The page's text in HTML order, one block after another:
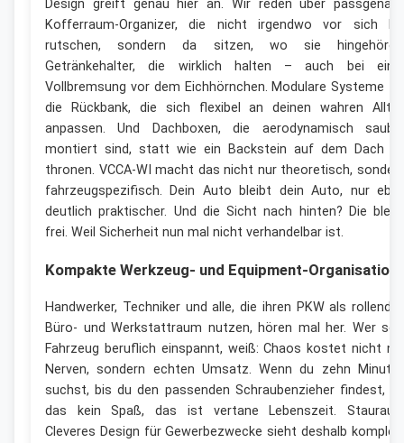
Design greift genau hier an. Wir reden über
Kofferraum-Organizer, die nicht irgendwo vor sich
rutschen, sondern da sitzen, wo sie
Getränkehalter, die wirklich halten – auch bei
Vollbremsung vor dem Eichhörnchen. Modulare Systeme
die Rückbank, die sich flexibel an deinen wahren
anpassen. Und Dachboxen, die aerodynamisch
montiert sind, statt wie ein Backstein auf dem Dach
thronen. VCCA-WI macht das nicht nur theoretisch,
fahrzeugspezifisch. Dein Auto bleibt dein Auto, nur
deutlich praktischer. Und die Sicht nach hinten? Die
frei. Weil Sicherheit nun mal nicht verhandelbar ist.
Kompakte Werkzeug- und Equipment-Organisation
Handwerker, Techniker und alle, die ihren PKW als
Büro- und Werkstattraum nutzen, hören mal her. Wer
Fahrzeug beruflich einspannt, weiß: Chaos kostet nicht
Nerven, sondern echten Umsatz. Wenn du zehn
suchst, bis du den passenden Schraubenzieher findest,
das kein Spaß, das ist vertane Lebenszeit.
Cleveres Design für Gewerbezwecke sieht deshalb